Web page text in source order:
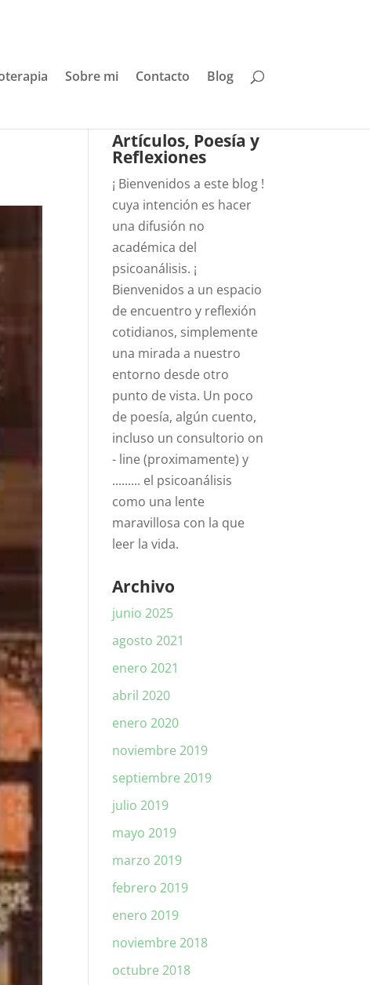
Sobre mi Contacto Blog
Artículos, Poesía y
Reflexiones
¡ Bienvenidos a este blog !
cuya intención es hacer
una difusión no
académica del
psicoanálisis. ¡
Bienvenidos a un espacio
de encuentro y reflexión
cotidianos, simplemente
una mirada a nuestro
entorno desde otro
punto de vista. Un poco
de poesía, algún cuento,
incluso un consultorio on
- line (proximamente) y
......... el psicoanálisis
como una lente
maravillosa con la que
leer la vida.
Archivo
junio 2025
agosto 2021
enero 2021
abril 2020
enero 2020
noviembre 2019
septiembre 2019
julio 2019
mayo 2019
marzo 2019
febrero 2019
enero 2019
noviembre 2018
octubre 2018